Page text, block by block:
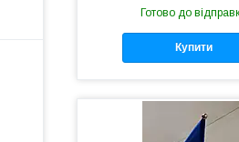
Готово до
Купити